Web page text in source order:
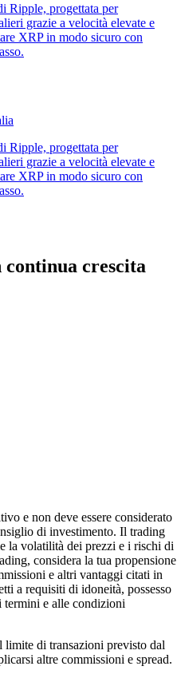
Ripple, progettata per
grazie a velocità elevate e
XRP in modo sicuro con
Ripple, progettata per
grazie a velocità elevate e
XRP in modo sicuro con
crescita
e non deve essere considerato
di investimento. Il trading
la volatilità dei prezzi e i rischi di
considera la tua propensione
e altri vantaggi citati in
a requisiti di idoneità, possesso
termini e alle condizioni
di transazioni previsto dal
altre commissioni e spread.